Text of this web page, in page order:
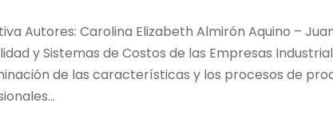
Autores: Carolina Elizabeth Almirón Aquino –
y Sistemas de Costos de las Empresas
de las características y los procesos de